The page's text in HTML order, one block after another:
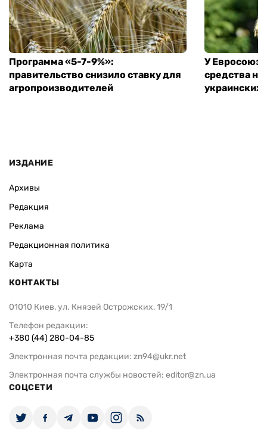
Программа «5-7-9%»:
правительство снизило ставку для
агропроизводителей
У
средства
ИЗДАНИЕ
Архивы
Редакция
Реклама
Редакционная политика
Карта
КОНТАКТЫ
01010 Киев, ул. Князей Острожских, 19/1
Телефон редакции:
+380 (44) 280-04-85
Электронная почта редакции: zn94@ukr.net
Электронная почта службы новостей: editor@zn.ua
СОЦСЕТИ